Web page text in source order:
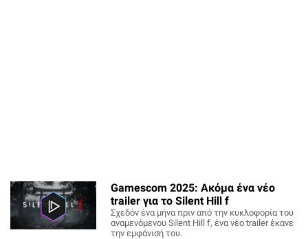
Gamescom 2025: Ακόμα ένα νέο
trailer για το Silent Hill f
Σχεδόν ένα μήνα πριν από την κυκλοφορία του
αναμενόμενου Silent Hill f, ένα νέο trailer έκανε
την εμφάνισή του.